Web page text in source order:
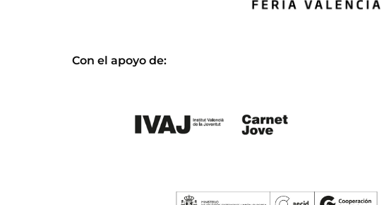
Con el apoyo de: